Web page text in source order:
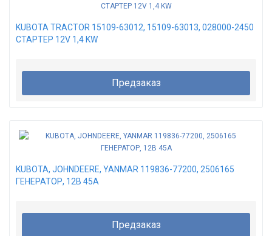
KUBOTA TRACTOR 15109-63012, 15109-63013, 028000-2450
СТАРТЕР 12V 1,4 KW
Предзаказ
KUBOTA, JOHNDEERE, YANMAR 119836-77200, 2506165
ГЕНЕРАТОР, 12В 45А
Предзаказ